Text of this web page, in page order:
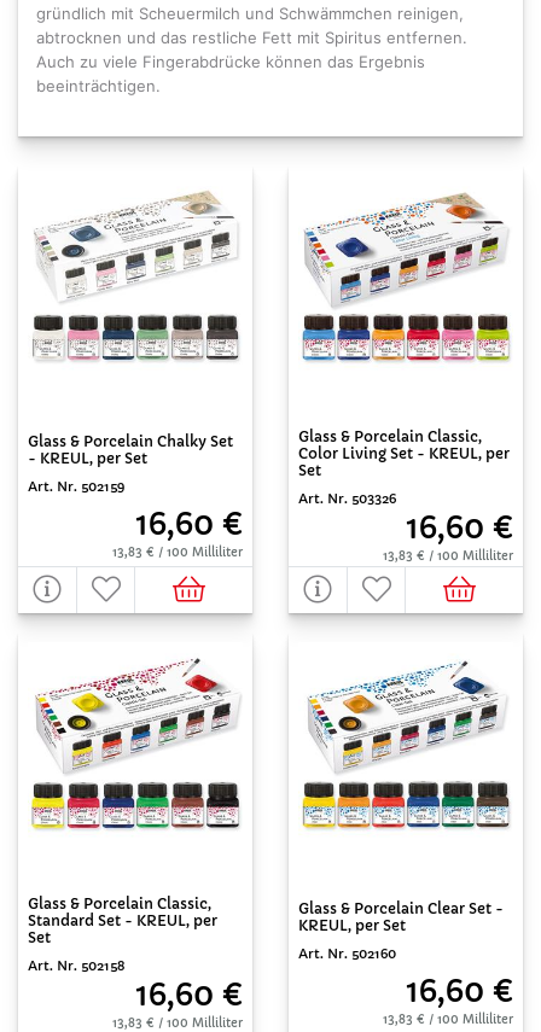
gründlich mit Scheuermilch und Schwämmchen reinigen,
abtrocknen und das restliche Fett mit Spiritus entfernen.
Auch zu viele Fingerabdrücke können das Ergebnis
beeinträchtigen.
Glass & Porcelain Chalky Set
- KREUL, per Set
Art. Nr. 502159
16,60 €
13,83 € / 100 Milliliter
Glass & Porcelain Classic,
Color Living Set - KREUL, per
Set
Art. Nr. 503326
16,60 €
13,83 € / 100 Milliliter
Glass & Porcelain Classic,
Standard Set - KREUL, per
Set
Art. Nr. 502158
16,60 €
13,83 € / 100 Milliliter
Glass & Porcelain Clear Set -
KREUL, per Set
Art. Nr. 502160
16,60 €
13,83 € / 100 Milliliter